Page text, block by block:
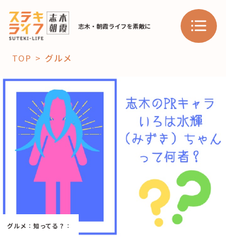
志木・朝霞ライフを素敵に
「コト」
子育て
暮らし
おすすめ
スポット 学び・教育
HAREL HAREL
活用事例
TOP グルメ
グルメ ： 知ってる？ ：